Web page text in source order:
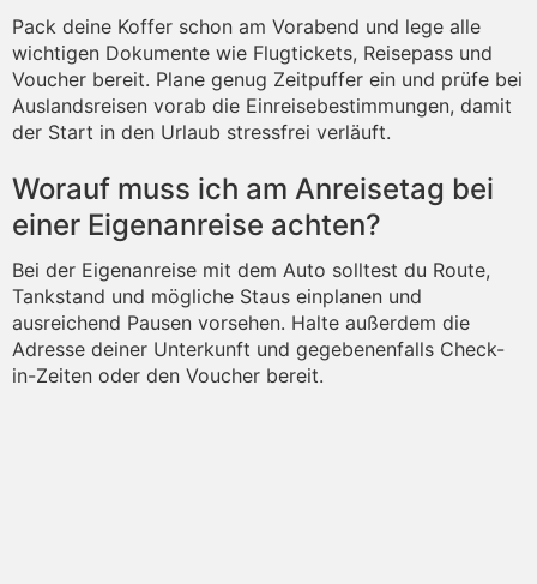
Pack deine Koffer schon am Vorabend und lege alle
wichtigen Dokumente wie Flugtickets, Reisepass und
Voucher bereit. Plane genug Zeitpuffer ein und prüfe bei
Auslandsreisen vorab die Einreisebestimmungen, damit
der Start in den Urlaub stressfrei verläuft.
Worauf muss ich am Anreisetag bei
einer Eigenanreise achten?
Bei der Eigenanreise mit dem Auto solltest du Route,
Tankstand und mögliche Staus einplanen und
ausreichend Pausen vorsehen. Halte außerdem die
Adresse deiner Unterkunft und gegebenenfalls Check-
in-Zeiten oder den Voucher bereit.